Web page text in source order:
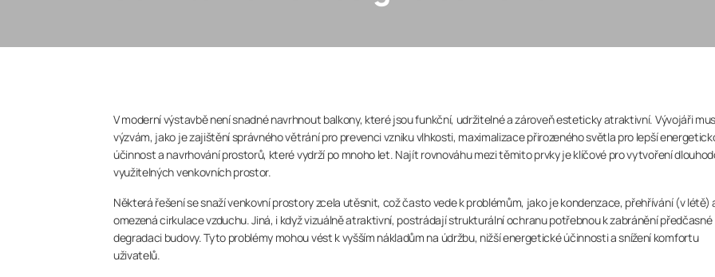
V moderní výstavbě není snadné navrhnout balkony, které jsou funkční, udržitelné a zároveň esteticky atraktivní. Vývojáři
výzvám, jako je zajištění správného větrání pro prevenci vzniku vlhkosti, maximalizace přirozeného světla pro lepší
účinnost a navrhování prostorů, které vydrží po mnoho let. Najít rovnováhu mezi těmito prvky je klíčové pro vytvoření
využitelných venkovních prostor.
Některá řešení se snaží venkovní prostory zcela utěsnit, což často vede k problémům, jako je kondenzace, přehřívání (v létě)
omezená cirkulace vzduchu. Jiná, i když vizuálně atraktivní, postrádají strukturální ochranu potřebnou k zabránění předčasné
degradaci budovy. Tyto problémy mohou vést k vyšším nákladům na údržbu, nižší energetické účinnosti a snížení komfortu
uživatelů.